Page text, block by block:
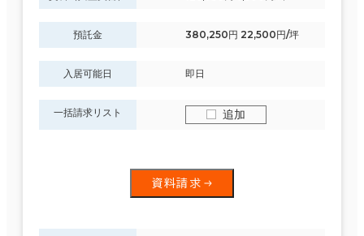
預託金 380,250円 22,500円/坪
入居可能日 即日
一括請求リスト 追加
資料請求